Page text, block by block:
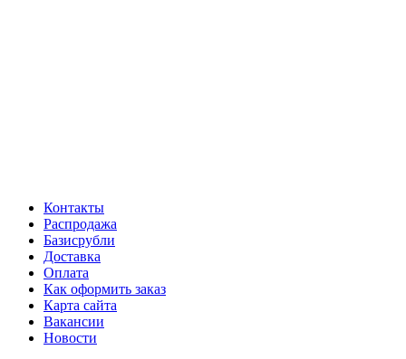
Контакты
Распродажа
Базисрубли
Доставка
Оплата
Как оформить заказ
Карта сайта
Вакансии
Новости